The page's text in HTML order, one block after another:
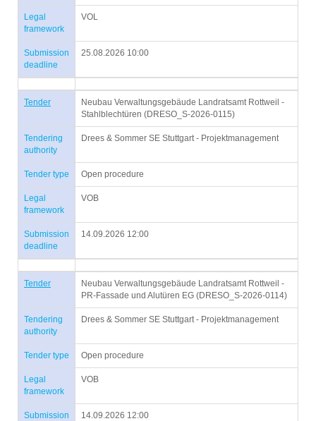
Legal
framework
VOL
Submission
deadline
25.08.2026 10:00
Tender
Neubau Verwaltungsgebäude Landratsamt Rottweil -
Stahlblechtüren (DRESO_S-2026-0115)
Tendering
authority
Drees & Sommer SE Stuttgart - Projektmanagement
Tender type Open procedure
Legal
framework
VOB
Submission
deadline
14.09.2026 12:00
Tender
Neubau Verwaltungsgebäude Landratsamt Rottweil -
PR-Fassade und Alutüren EG (DRESO_S-2026-0114)
Tendering
authority
Drees & Sommer SE Stuttgart - Projektmanagement
Tender type Open procedure
Legal
framework
VOB
Submission
14.09.2026 12:00